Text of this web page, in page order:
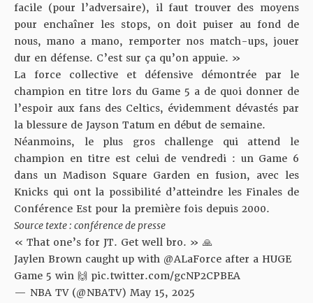
facile (pour l’adversaire), il faut trouver des moyens
pour enchaîner les stops, on doit puiser au fond de
nous, mano a mano, remporter nos match-ups, jouer
dur en défense. C’est sur ça qu’on appuie. »
La force collective et défensive démontrée par le
champion en titre lors du Game 5 a de quoi donner de
l’espoir aux fans des Celtics, évidemment dévastés par
la blessure de Jayson Tatum en début de semaine.
Néanmoins, le plus gros challenge qui attend le
champion en titre est celui de vendredi : un Game 6
dans un Madison Square Garden en fusion, avec les
Knicks qui ont la possibilité d’atteindre les Finales de
Conférence Est pour la première fois depuis 2000.
Source texte : conférence de presse
« That one’s for JT. Get well bro. » 🙏
Jaylen Brown caught up with @ALaForce after a HUGE
Game 5 win 🙌 pic.twitter.com/gcNP2CPBEA
— NBA TV (@NBATV) May 15, 2025